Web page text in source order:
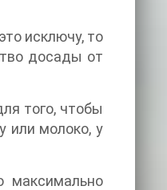
исключу, то
досады от
того, чтобы
или молоко, у
максимально